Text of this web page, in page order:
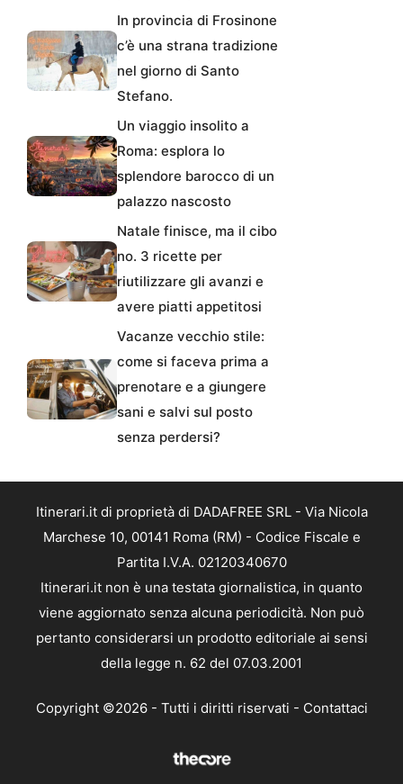
In provincia di Frosinone
c’è una strana tradizione
nel giorno di Santo
Stefano.
Un viaggio insolito a
Roma: esplora lo
splendore barocco di un
palazzo nascosto
Natale finisce, ma il cibo
no. 3 ricette per
riutilizzare gli avanzi e
avere piatti appetitosi
Vacanze vecchio stile:
come si faceva prima a
prenotare e a giungere
sani e salvi sul posto
senza perdersi?
Itinerari.it di proprietà di DADAFREE SRL - Via Nicola
Marchese 10, 00141 Roma (RM) - Codice Fiscale e
Partita I.V.A. 02120340670
Itinerari.it non è una testata giornalistica, in quanto
viene aggiornato senza alcuna periodicità. Non può
pertanto considerarsi un prodotto editoriale ai sensi
della legge n. 62 del 07.03.2001
Copyright ©2026 - Tutti i diritti riservati - Contattaci